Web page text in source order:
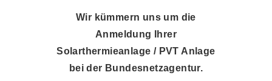
Wir kümmern uns um die
Anmeldung Ihrer
Solarthermieanlage / PVT Anlage
bei der Bundesnetzagentur.